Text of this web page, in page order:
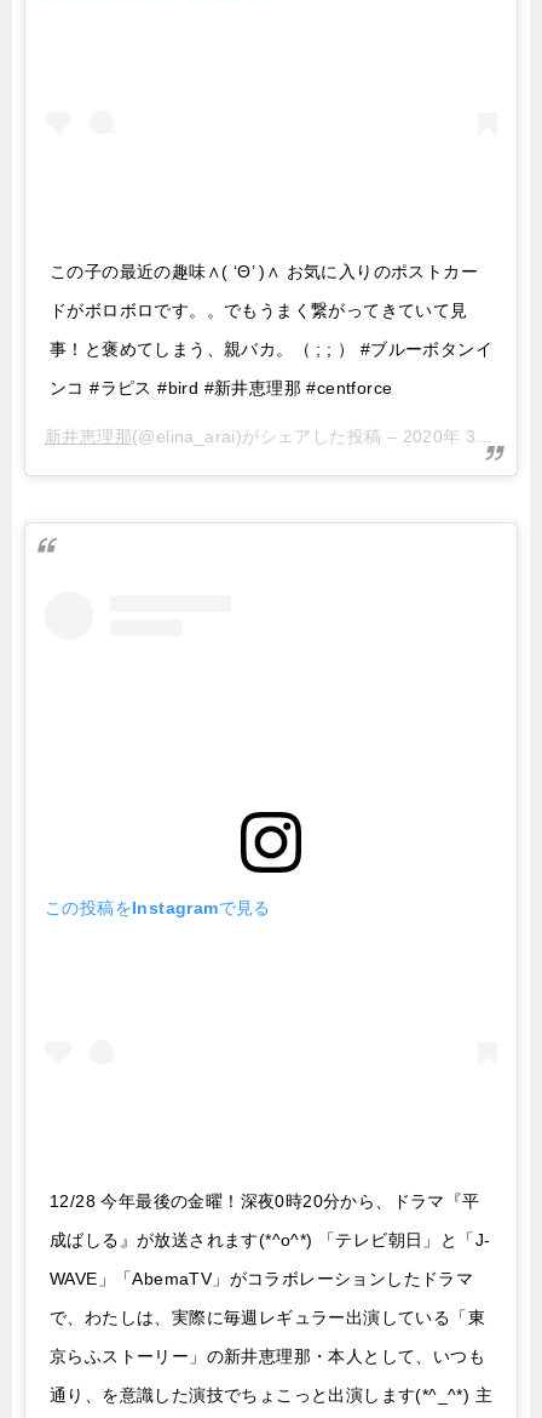
この子の最近の趣味∧( ‘Θ’ )∧ お気に入りのポストカー
ドがボロボロです。。でもうまく繋がってきていて見
事！と褒めてしまう、親バカ。（ ; ; ） #ブルーボタンイ
ンコ #ラピス #bird #新井恵理那 #centforce
新井恵理那(@elina_arai)がシェアした投稿 – 2020年 3月月3日午後8時38分PST
この投稿をInstagramで見る
12/28 今年最後の金曜！深夜0時20分から、ドラマ『平
成ばしる』が放送されます(*^o^*) 「テレビ朝日」と「J-
WAVE」「AbemaTV」がコラボレーションしたドラマ
で、わたしは、実際に毎週レギュラー出演している「東
京らふストーリー」の新井恵理那・本人として、いつも
通り、を意識した演技でちょこっと出演します(*^_^*) 主